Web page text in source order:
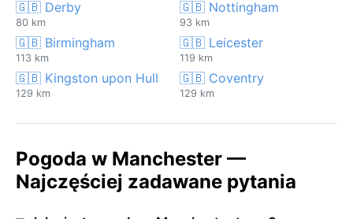
🇬🇧 Derby
80 km
🇬🇧 Nottingham
93 km
🇬🇧 Birmingham
113 km
🇬🇧 Leicester
119 km
🇬🇧 Kingston upon Hull
129 km
🇬🇧 Coventry
129 km
Pogoda w Manchester —
Najczęściej zadawane pytania